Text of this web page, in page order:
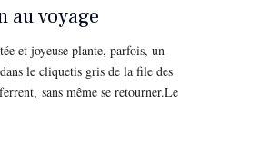
au voyage
et joyeuse plante, parfois, un
le cliquetis gris de la file des
sans même se retourner.Le